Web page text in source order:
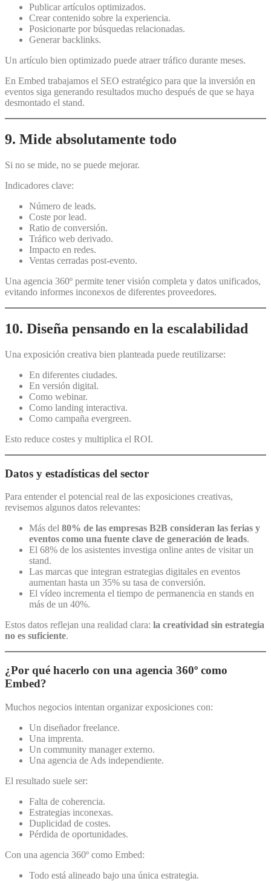
Publicar artículos optimizados.
Crear contenido sobre la experiencia.
Posicionarte por búsquedas relacionadas.
Generar backlinks.
Un artículo bien optimizado puede atraer tráfico durante meses.
En Embed trabajamos el SEO estratégico para que la inversión en
eventos siga generando resultados mucho después de que se haya
desmontado el stand.
9. Mide absolutamente todo
Si no se mide, no se puede mejorar.
Indicadores clave:
Número de leads.
Coste por lead.
Ratio de conversión.
Tráfico web derivado.
Impacto en redes.
Ventas cerradas post-evento.
Una agencia 360º permite tener visión completa y datos unificados,
evitando informes inconexos de diferentes proveedores.
10. Diseña pensando en la escalabilidad
Una exposición creativa bien planteada puede reutilizarse:
En diferentes ciudades.
En versión digital.
Como webinar.
Como landing interactiva.
Como campaña evergreen.
Esto reduce costes y multiplica el ROI.
Datos y estadísticas del sector
Para entender el potencial real de las exposiciones creativas,
revisemos algunos datos relevantes:
Más del 80% de las empresas B2B consideran las ferias y
eventos como una fuente clave de generación de leads.
El 68% de los asistentes investiga online antes de visitar un
stand.
Las marcas que integran estrategias digitales en eventos
aumentan hasta un 35% su tasa de conversión.
El vídeo incrementa el tiempo de permanencia en stands en
más de un 40%.
Estos datos reflejan una realidad clara: la creatividad sin estrategia
no es suficiente.
¿Por qué hacerlo con una agencia 360º como
Embed?
Muchos negocios intentan organizar exposiciones con:
Un diseñador freelance.
Una imprenta.
Un community manager externo.
Una agencia de Ads independiente.
El resultado suele ser:
Falta de coherencia.
Estrategias inconexas.
Duplicidad de costes.
Pérdida de oportunidades.
Con una agencia 360º como Embed:
Todo está alineado bajo una única estrategia.